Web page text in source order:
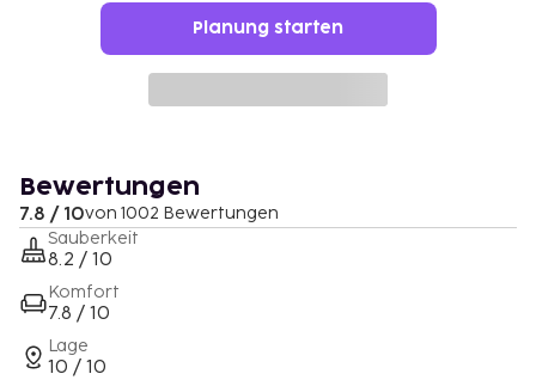
Planung starten
Bewertungen
7.8 / 10von 1002 Bewertungen
Sauberkeit
8.2 / 10
Komfort
7.8 / 10
Lage
10 / 10